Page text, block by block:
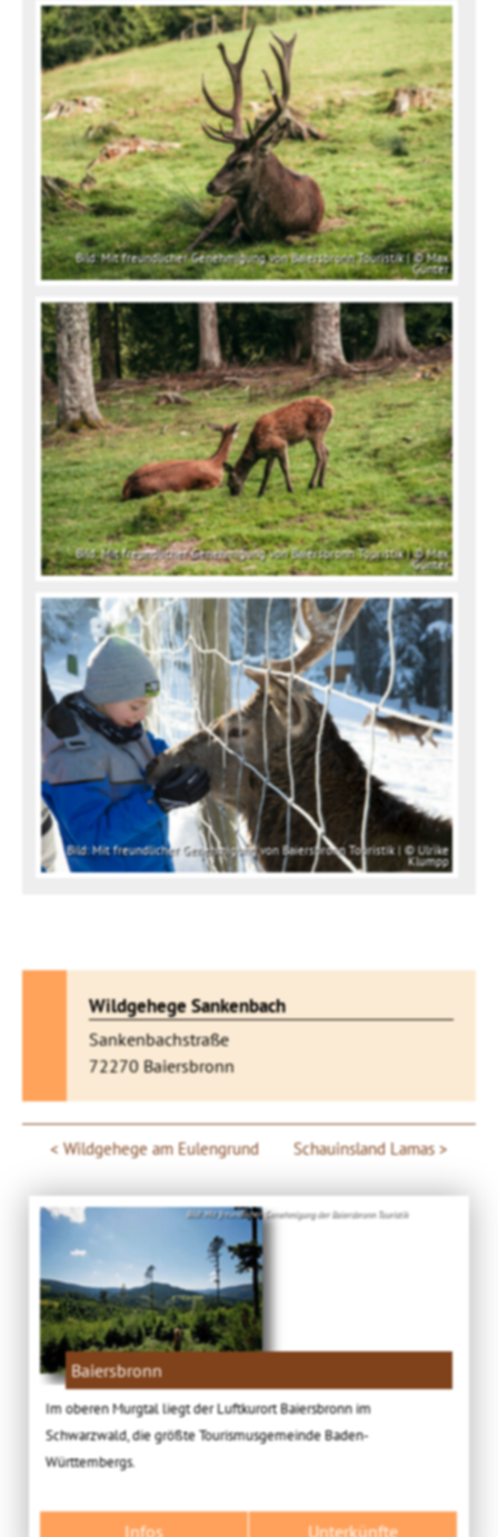
Bild: Mit freundlicher Genehmigung von Baiersbronn Touristik | © Max
Günter
Bild: Mit freundlicher Genehmigung von Baiersbronn Touristik | © Max
Günter
Bild: Mit freundlicher Genehmigung von Baiersbronn Touristik | © Ulrike
Klumpp
Wildgehege Sankenbach
Sankenbachstraße
72270 Baiersbronn
Wildgehege am Eulengrund Schauinsland Lamas
Bild: Mit freundlicher Genehmigung der Baiersbronn Touristik
Baiersbronn
Im oberen Murgtal liegt der Luftkurort Baiersbronn im
Schwarzwald, die größte Tourismusgemeinde Baden-
Württembergs.
Infos Unterkünfte